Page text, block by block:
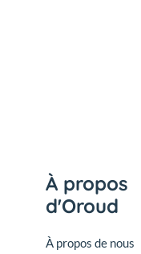
À propos
d'Oroud
À propos de nous